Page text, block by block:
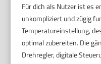
Für dich als Nutzer ist es
unkompliziert und zügig
Temperatureinstellung,
optimal zubereiten. Die
Drehregler, digitale